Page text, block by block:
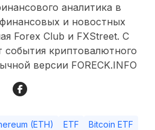
аналитика в
и новостных
Forex Club и FXStreet. С
события криптовалютного
версии FORECK.INFO
(ETH) ETF
Bitcoin ETF